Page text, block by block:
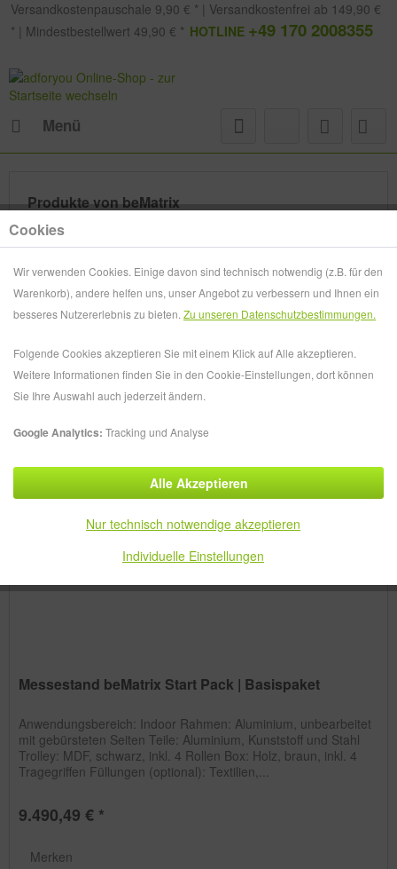
Versandkostenpauschale 9,90 € * | Versandkostenfrei ab 149,90 €
* | Mindestbestellwert 49,90 € * HOTLINE +49 170 2008355
Menü
Produkte von beMatrix
Filtern
Messestand beMatrix Start Pack | Basispaket
Anwendungsbereich: Indoor Rahmen: Aluminium, unbearbeitet
mit gebürsteten Seiten Teile: Aluminium, Kunststoff und Stahl
Trolley: MDF, schwarz, inkl. 4 Rollen Box: Holz, braun, inkl. 4
Tragegriffen Füllungen (optional): Textilien,...
9.490,49 € *
Merken
Cookies
Wir verwenden Cookies. Einige davon sind technisch notwendig (z.B. für den
Warenkorb), andere helfen uns, unser Angebot zu verbessern und Ihnen ein
besseres Nutzererlebnis zu bieten. Zu unseren Datenschutzbestimmungen.
Folgende Cookies akzeptieren Sie mit einem Klick auf Alle akzeptieren.
Weitere Informationen finden Sie in den Cookie-Einstellungen, dort können
Sie Ihre Auswahl auch jederzeit ändern.
Google Analytics: Tracking und Analyse
Individuelle Einstellungen
Nur technisch notwendige akzeptieren
Alle Akzeptieren